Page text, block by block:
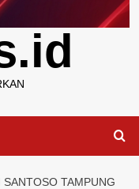
SANTOSO TAMPUNG